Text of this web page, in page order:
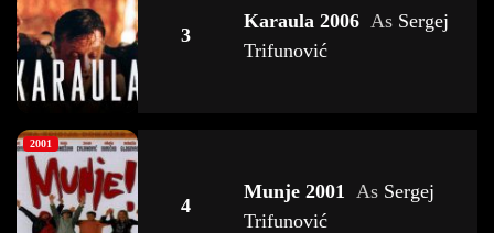
3
Karaula 2006 As Sergej
Trifunović
2001
4
Munje 2001 As Sergej
Trifunović